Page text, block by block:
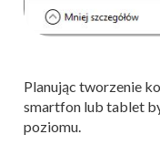
Planując tworzenie
smartfon lub tablet
poziomu.